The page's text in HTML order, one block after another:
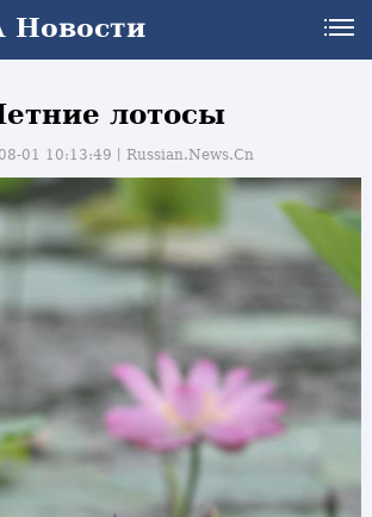
лотосы
01 10:13:49丨Russian.News.Cn